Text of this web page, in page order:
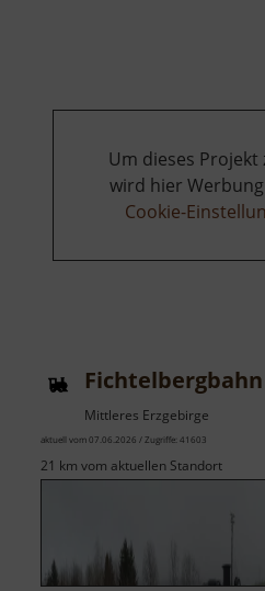
Um dieses Projekt
wird hier
Cookie-
Fichtelbergbahn
Mittleres Erzgebirge
aktuell vom 07.06.2026 / Zugriffe: 41603
21 km vom aktuellen Standort